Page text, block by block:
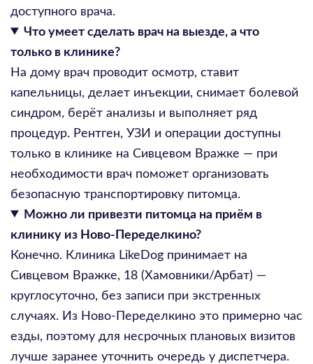
доступного врача.
Что умеет сделать врач на выезде, а что
только в клинике?
На дому врач проводит осмотр, ставит
капельницы, делает инъекции, снимает болевой
синдром, берёт анализы и выполняет ряд
процедур. Рентген, УЗИ и операции доступны
только в клинике на Сивцевом Вражке — при
необходимости врач поможет организовать
безопасную транспортировку питомца.
Можно ли привезти питомца на приём в
клинику из Ново-Переделкино?
Конечно. Клиника LikeDog принимает на
Сивцевом Вражке, 18 (Хамовники/Арбат) —
круглосуточно, без записи при экстренных
случаях. Из Ново-Переделкино это примерно час
езды, поэтому для несрочных плановых визитов
лучше заранее уточнить очередь у диспетчера.